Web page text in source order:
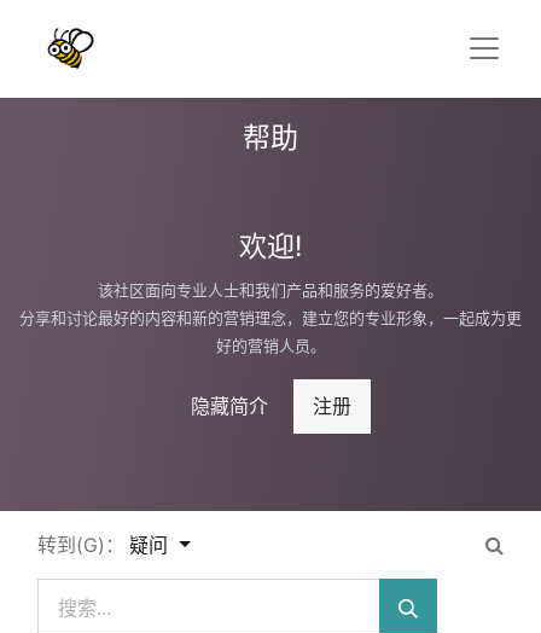
帮助
欢迎!
该社区面向专业人士和我们产品和服务的爱好者。
分享和讨论最好的内容和新的营销理念，建立您的专业形象，一起成为更
好的营销人员。
隐藏简介 注册
转到(G)： 疑问